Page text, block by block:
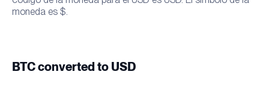
moneda es $.
BTC converted to USD